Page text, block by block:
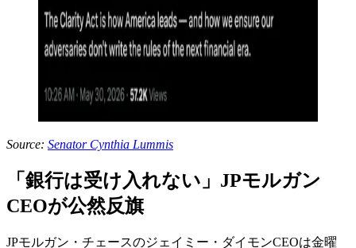
Source: Senator Cynthia Lummis
「銀行は受け入れない」JPモルガン
CEOが公然反旗
JPモルガン・チェースのジェイミー・ダイモンCEOは金曜